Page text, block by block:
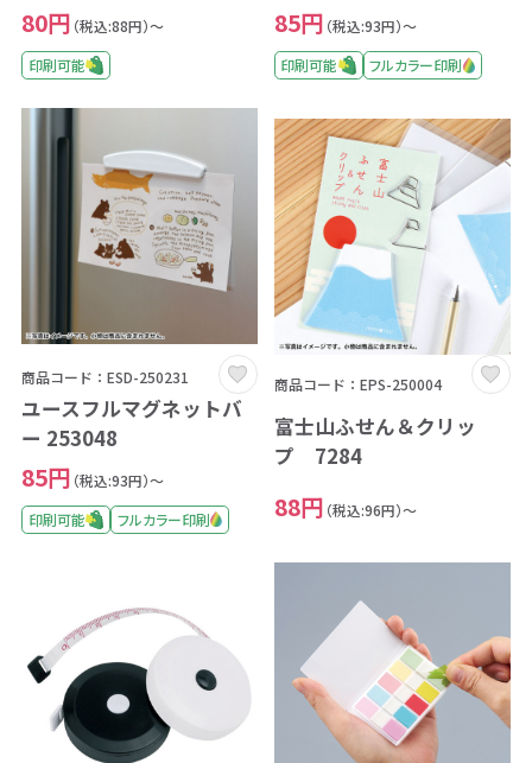
80円 （税込:88円）～
印刷可能
85円 （税込:93円）～
印刷可能
フルカラー印刷
商品コード：ESD-250231
ユースフルマグネットバ
ー 253048
85円 （税込:93円）～
印刷可能
フルカラー印刷
商品コード：EPS-250004
富士山ふせん＆クリッ
プ 7284
88円 （税込:96円）～